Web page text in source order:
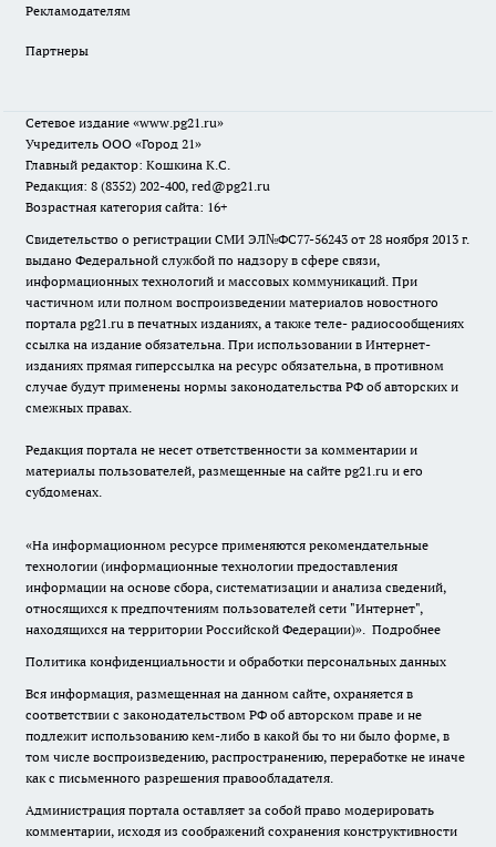
Рекламодателям
Партнеры
Сетевое издание «www.pg21.ru»
Учредитель ООО «Город 21»
Главный редактор: Кошкина К.С.
Редакция: 8 (8352) 202-400, red@pg21.ru
Возрастная категория сайта: 16+
Свидетельство о регистрации СМИ ЭЛ№ФС77-56243 от 28 ноября 2013 г.
выдано Федеральной службой по надзору в сфере связи,
информационных технологий и массовых коммуникаций. При
частичном или полном воспроизведении материалов новостного
портала pg21.ru в печатных изданиях, а также теле- радиосообщениях
ссылка на издание обязательна. При использовании в Интернет-
изданиях прямая гиперссылка на ресурс обязательна, в противном
случае будут применены нормы законодательства РФ об авторских и
смежных правах.
Редакция портала не несет ответственности за комментарии и
материалы пользователей, размещенные на сайте pg21.ru и его
субдоменах.
«На информационном ресурсе применяются рекомендательные
технологии (информационные технологии предоставления
информации на основе сбора, систематизации и анализа сведений,
относящихся к предпочтениям пользователей сети "Интернет",
находящихся на территории Российской Федерации)». Подробнее
Политика конфиденциальности и обработки персональных данных
Вся информация, размещенная на данном сайте, охраняется в
соответствии с законодательством РФ об авторском праве и не
подлежит использованию кем-либо в какой бы то ни было форме, в
том числе воспроизведению, распространению, переработке не иначе
как с письменного разрешения правообладателя.
Администрация портала оставляет за собой право модерировать
комментарии, исходя из соображений сохранения конструктивности